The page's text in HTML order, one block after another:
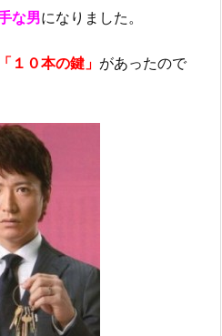
な男になりました。
「１０本の鍵」 があったので